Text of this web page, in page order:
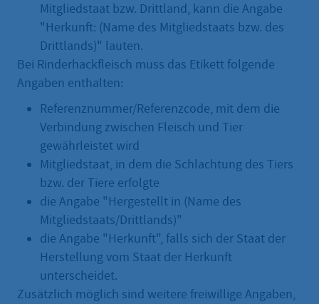
Mitgliedstaat bzw. Drittland, kann die Angabe
"Herkunft: (Name des Mitgliedstaats bzw. des
Drittlands)" lauten.
Bei Rinderhackfleisch muss das Etikett folgende
Angaben enthalten:
Referenznummer/Referenzcode, mit dem die
Verbindung zwischen Fleisch und Tier
gewährleistet wird
Mitgliedstaat, in dem die Schlachtung des Tiers
bzw. der Tiere erfolgte
die Angabe "Hergestellt in (Name des
Mitgliedstaats/Drittlands)"
die Angabe "Herkunft", falls sich der Staat der
Herstellung vom Staat der Herkunft
unterscheidet.
Zusätzlich möglich sind weitere freiwillige Angaben,